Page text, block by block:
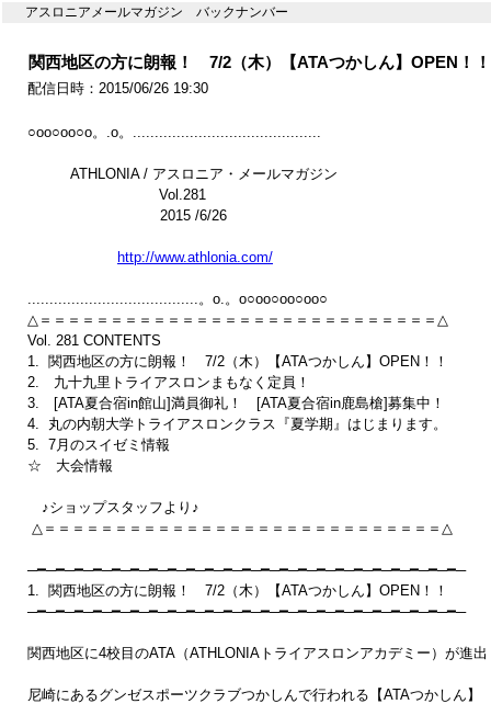
アスロニアメールマガジン バックナンバー
関西地区の方に朗報！ 7/2（木）【ATAつかしん】OPEN
配信日時：2015/06/26 19:30
○oo○oo○o。.o。...........................................
ATHLONIA / アスロニア・メールマガジン
Vol.281
2015 /6/26
http://www.athlonia.com/
.......................................。o.。o○oo○oo○oo○
△＝＝＝＝＝＝＝＝＝＝＝＝＝＝＝＝＝＝＝＝＝＝＝＝＝＝＝＝△
Vol. 281 CONTENTS
1.  関西地区の方に朗報！　7/2（木）【ATAつかしん】OPEN！！
2.　九十九里トライアスロンまもなく定員！
3.　[ATA夏合宿in館山]満員御礼！　[ATA夏合宿in鹿島槍]募集中！
4.  丸の内朝大学トライアスロンクラス『夏学期』はじまります。
5.  7月のスイゼミ情報
☆　大会情報
♪ショップスタッフより♪
△＝＝＝＝＝＝＝＝＝＝＝＝＝＝＝＝＝＝＝＝＝＝＝＝＝＝＝＝△
─━─━─━─━─━─━─━─━─━─━─━─━─━─━─━─━─━─━─━─━─━─━─━─
1.  関西地区の方に朗報！　7/2（木）【ATAつかしん】OPEN！！
─━─━─━─━─━─━─━─━─━─━─━─━─━─━─━─━─━─━─━─━─━─━─━─
関西地区に4校目のATA（ATHLONIAトライアスロンアカデミー）が進出
尼崎にあるグンゼスポーツクラブつかしんで行われる【ATAつかしん】